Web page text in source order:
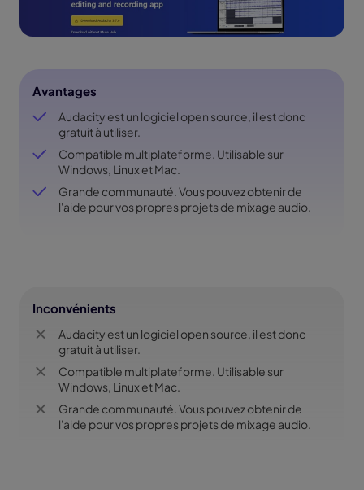
Avantages
Audacity est un logiciel open source, il est donc
gratuit à utiliser.
Compatible multiplateforme. Utilisable sur
Windows, Linux et Mac.
Grande communauté. Vous pouvez obtenir de
l'aide pour vos propres projets de mixage audio.
Inconvénients
Audacity est un logiciel open source, il est donc
gratuit à utiliser.
Compatible multiplateforme. Utilisable sur
Windows, Linux et Mac.
Grande communauté. Vous pouvez obtenir de
l'aide pour vos propres projets de mixage audio.